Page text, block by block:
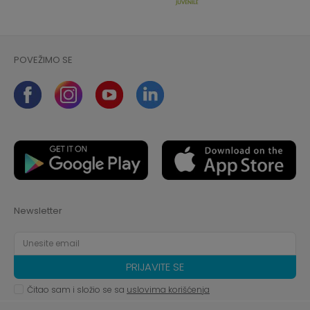
POVEŽIMO SE
Newsletter
PRIJAVITE SE
Čitao sam i složio se sa uslovima korišćenja